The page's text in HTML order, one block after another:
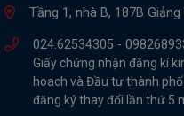
Tầng 1, nhà B, 187B
024.62534305 -
Giấy chứng nhận đăng kí
hoach và Đầu tư thành
đăng ký thay đổi lần thứ 5